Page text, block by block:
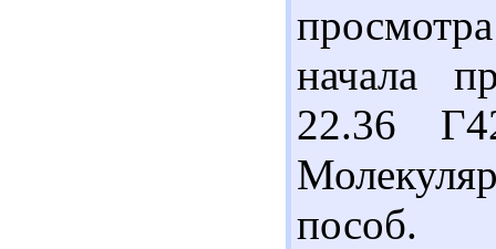
начала
22.36
пособ.